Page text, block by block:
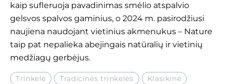
kaip sufleruoja pavadinimas smėlio atspalvio
gelsvos spalvos gaminius, o 2024 m. pasirodžiusi
naujiena naudojant vietinius akmenukus – Nature
taip pat nepalieka abejingais natūralių ir vietinių
medžiagų gerbėjus.
Trinkelė Tradicinės trinkelės
Klasikinė